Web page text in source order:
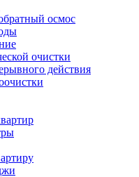
осмос
очистки
действия